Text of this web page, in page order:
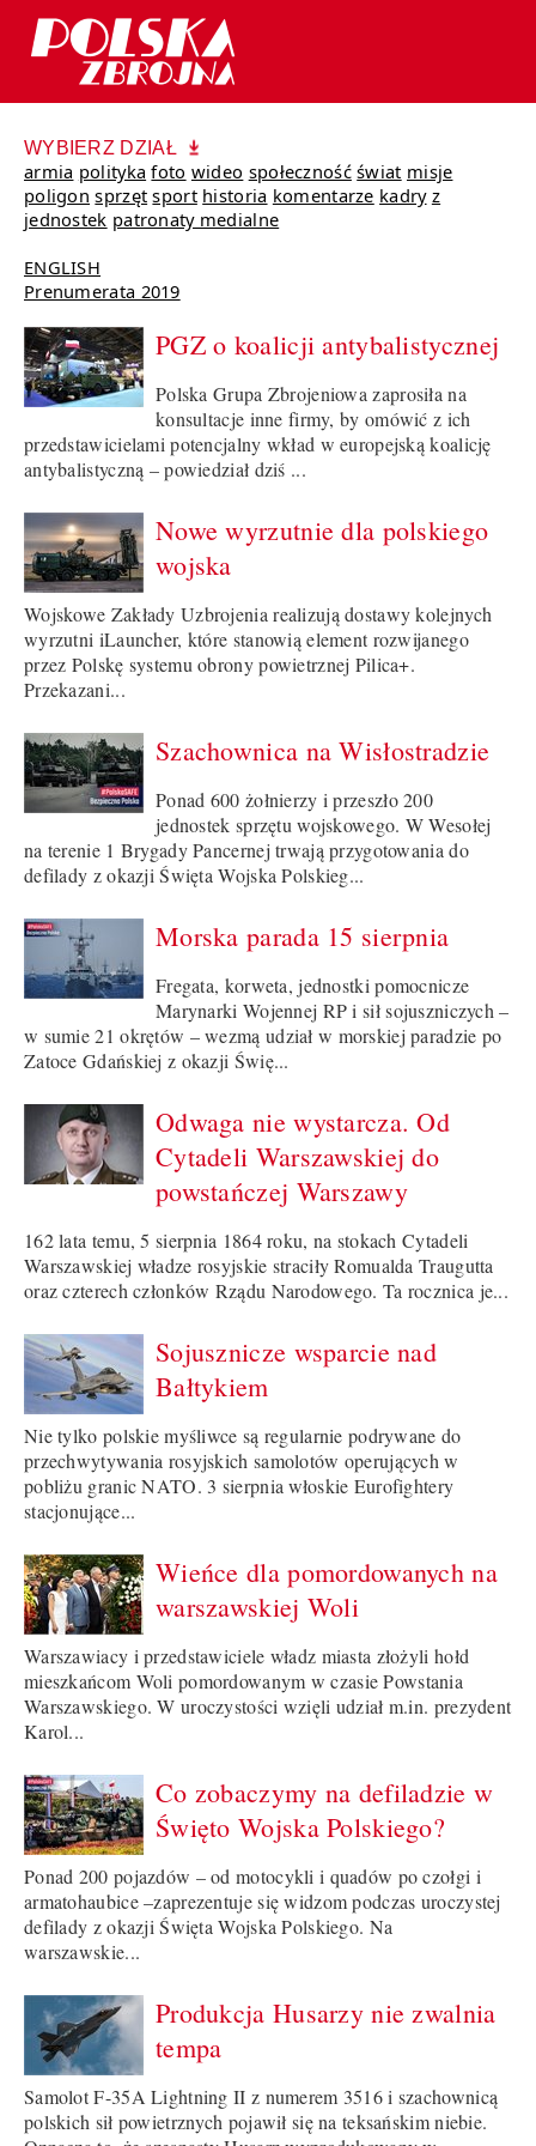
WYBIERZ DZIAŁ
armia polityka foto wideo społeczność świat misje
poligon sprzęt sport historia komentarze kadry z
jednostek patronaty medialne
ENGLISH
Prenumerata 2019
PGZ o koalicji antybalistycznej
Polska Grupa Zbrojeniowa zaprosiła na
konsultacje inne firmy, by omówić z ich
przedstawicielami potencjalny wkład w europejską koalicję
antybalistyczną – powiedział dziś ...
Nowe wyrzutnie dla polskiego
wojska
Wojskowe Zakłady Uzbrojenia realizują dostawy kolejnych
wyrzutni iLauncher, które stanowią element rozwijanego
przez Polskę systemu obrony powietrznej Pilica+.
Przekazani...
Szachownica na Wisłostradzie
Ponad 600 żołnierzy i przeszło 200
jednostek sprzętu wojskowego. W Wesołej
na terenie 1 Brygady Pancernej trwają przygotowania do
defilady z okazji Święta Wojska Polskieg...
Morska parada 15 sierpnia
Fregata, korweta, jednostki pomocnicze
Marynarki Wojennej RP i sił sojuszniczych –
w sumie 21 okrętów – wezmą udział w morskiej paradzie po
Zatoce Gdańskiej z okazji Świę...
Odwaga nie wystarcza. Od
Cytadeli Warszawskiej do
powstańczej Warszawy
162 lata temu, 5 sierpnia 1864 roku, na stokach Cytadeli
Warszawskiej władze rosyjskie straciły Romualda Traugutta
oraz czterech członków Rządu Narodowego. Ta rocznica je...
Sojusznicze wsparcie nad
Bałtykiem
Nie tylko polskie myśliwce są regularnie podrywane do
przechwytywania rosyjskich samolotów operujących w
pobliżu granic NATO. 3 sierpnia włoskie Eurofightery
stacjonujące...
Wieńce dla pomordowanych na
warszawskiej Woli
Warszawiacy i przedstawiciele władz miasta złożyli hołd
mieszkańcom Woli pomordowanym w czasie Powstania
Warszawskiego. W uroczystości wzięli udział m.in. prezydent
Karol...
Co zobaczymy na defiladzie w
Święto Wojska Polskiego?
Ponad 200 pojazdów – od motocykli i quadów po czołgi i
armatohaubice –zaprezentuje się widzom podczas uroczystej
defilady z okazji Święta Wojska Polskiego. Na
warszawskie...
Produkcja Husarzy nie zwalnia
tempa
Samolot F-35A Lightning II z numerem 3516 i szachownicą
polskich sił powietrznych pojawił się na teksańskim niebie.